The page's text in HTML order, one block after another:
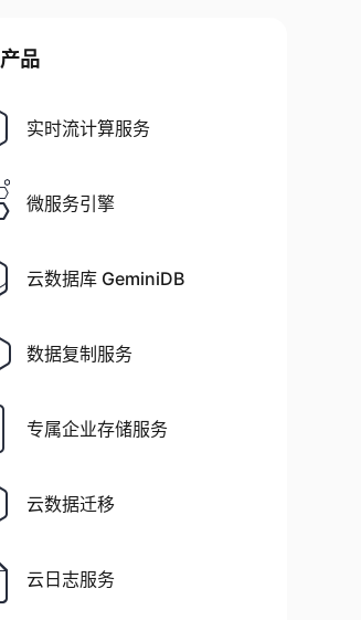
品
实时流计算服务
微服务引擎
云数据库 GeminiDB
数据复制服务
专属企业存储服务
云数据迁移
云日志服务